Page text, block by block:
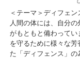
＜テーマ＞ディフェ
人間の体には、自分
がもともと備わって
を守るために様々な
た「ディフェンス」の